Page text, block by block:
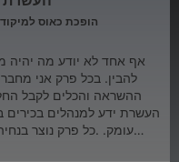
6 - איך שיטת OKR הופכת כאוס למיקוד
אף אחד לא יודע מה יהיה
להבין. בכל פרק אני
ההשראה והכלים לקבל
העשרת ידע למנהלים בכירים
עומק. .כל פרק נוצר
(איסוף מקורותמידע, עיבוד